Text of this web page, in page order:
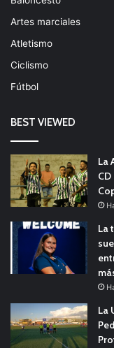
Artes marciales
Atletismo
Ciclismo
Fútbol
BEST VIEWED
La
La
La